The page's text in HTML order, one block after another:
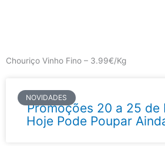
Chouriço Vinho Fino – 3.99€/Kg
NOVIDADES
Promoções 20 a 25 de
Hoje Pode Poupar